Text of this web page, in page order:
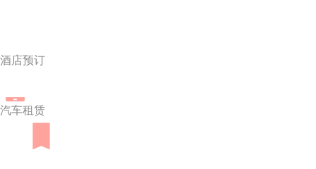
酒店预订
汽车租赁